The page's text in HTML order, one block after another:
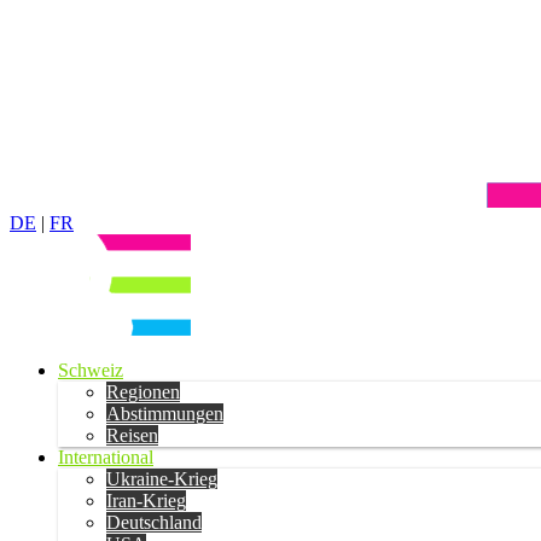
DE | FR
Schweiz
Regionen
Abstimmungen
Reisen
International
Ukraine-Krieg
Iran-Krieg
Deutschland